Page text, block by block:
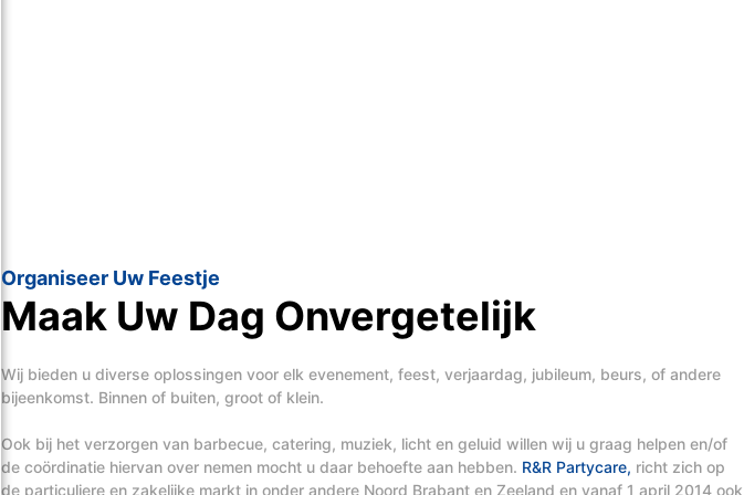
Organiseer Uw Feestje
Maak Uw Dag Onvergetelijk
Wij bieden u diverse oplossingen voor elk evenement, feest, verjaardag, jubileum, beurs, of andere
bijeenkomst. Binnen of buiten, groot of klein.
Ook bij het verzorgen van barbecue, catering, muziek, licht en geluid willen wij u graag helpen en/of
de coördinatie hiervan over nemen mocht u daar behoefte aan hebben. R&R Partycare, richt zich op
de particuliere en zakelijke markt in onder andere Noord Brabant en Zeeland en vanaf 1 april 2014 ook